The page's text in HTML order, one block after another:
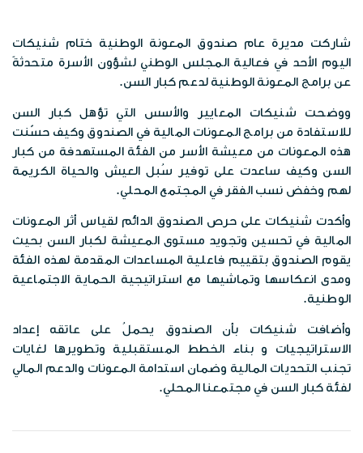
برامج الصندوق
مكاتب الصندوق
الخطط الاستراتيجية
الشركاء الاستراتيجين
مبادرات الصندوق
قصص نجاح
اتصل بنا
شهادة لمن يهمه الأمر
فتح محفظة الكترونية
الشكاوى الإلكترونية
تقييم الخدمة
الإستبيانات
دراسات وابحاث
احصاءات وبيانات
الخرائط الرقمية
موزانة صندوق المعونة الوطنية
تقارير مدقق الحسابات الختامية
عن السجل
المركز الاعلامي
الفعاليات
البوم الصور
المكتبة المرئية
المواد الاعلامية
بروشورات
العطاءات
وظائف شاغرة
شاركت مديرة عام صندوق المعونة الوطنية ختام شنيكات
اليوم الأحد في فعالية المجلس الوطني لشؤون الأسرة متحدثةً
عن برامج المعونة الوطنية لدعم كبار السن.
ووضحت شنيكات المعايير والأسس التي تؤهل كبار السن
للاستفادة من برامج المعونات المالية في الصندوق وكيف حسّنت
هذه المعونات من معيشة الأسر من الفئة المستهدفة من كبار
السن وكيف ساعدت على توفير سُبل العيش والحياة الكريمة
لهم وخفض نسب الفقر في المجتمع المحلي.
وأكدت شنيكات على حرص الصندوق الدائم لقياس أثر المعونات
المالية في تحسين وتجويد مستوى المعيشة لكبار السن بحيث
يقوم الصندوق بتقييم فاعلية المساعدات المقدمة لهذه الفئة
ومدى انعكاسها وتماشيها مع استراتيجية الحماية الاجتماعية
الوطنية.
وأضافت شنيكات بأن الصندوق يحملُ على عاتقه إعداد
الاستراتيجيات و بناء الخطط المستقبلية وتطويرها لغايات
تجنب التحديات المالية وضمان استدامة المعونات والدعم المالي
لفئة كبار السن في مجتمعنا المحلي.